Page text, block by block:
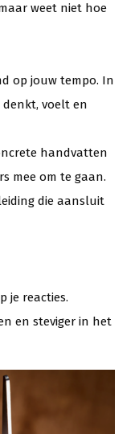
weet niet hoe
op jouw tempo. In
denkt, voelt en
handvatten
mee om te gaan.
die aansluit
je reacties.
en steviger in het